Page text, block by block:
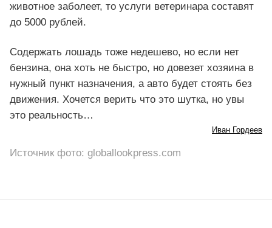
животное заболеет, то услуги ветеринара составят
до 5000 рублей.
Содержать лошадь тоже недешево, но если нет
бензина, она хоть не быстро, но довезет хозяина в
нужный пункт назначения, а авто будет стоять без
движения. Хочется верить что это шутка, но увы
это реальность…
Иван Гордеев
Источник фото: globallookpress.com